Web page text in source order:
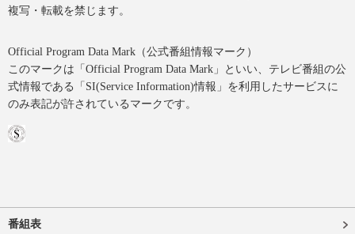
複写・転載を禁じます。
Official Program Data Mark（公式番組情報マーク）
このマークは「Official Program Data Mark」といい、テレビ番組の公
式情報である「SI(Service Information)情報」を利用したサービスに
のみ表記が許されているマークです。
番組表